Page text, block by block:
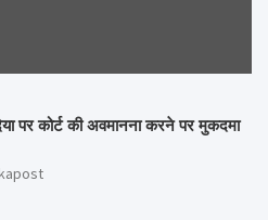
पर कोर्ट की अवमानना करने पर मुकदमा